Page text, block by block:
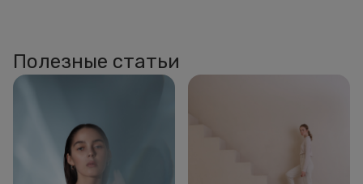
Полезные статьи